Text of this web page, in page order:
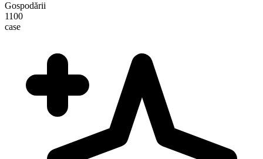
Gospodării
1100
case